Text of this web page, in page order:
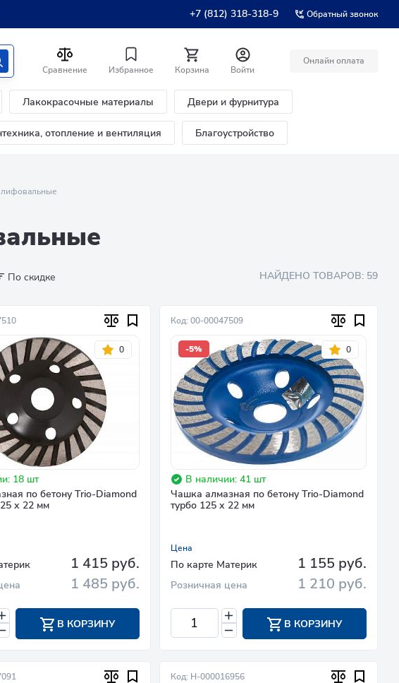
+7 (812) 318-318-9 Обратный звонок
Сравнение Избранное Корзина Войти
Онлайн оплата
Лакокрасочные материалы Двери и фурнитура
отопление и вентиляция Благоустройство
По скидке НАЙДЕНО ТОВАРОВ: 59
0
18 шт
по бетону Trio-Diamond
х 22 мм
1 415 руб.
1 485 руб.
В КОРЗИНУ
Код: 00-00047509
-5% 0
В наличии: 41 шт
Чашка алмазная по бетону Trio-Diamond
турбо 125 х 22 мм
Цена
По карте Материк 1 155 руб.
Розничная цена 1 210 руб.
В КОРЗИНУ
Код: Н-000016956